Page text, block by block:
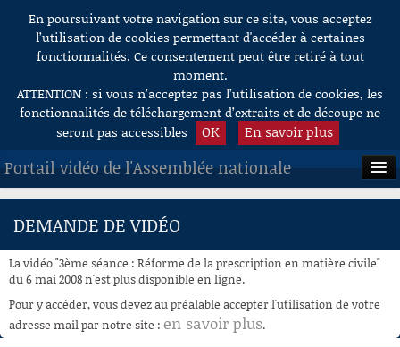
Aller au contenu
En poursuivant votre navigation sur ce site, vous acceptez
l’utilisation de cookies permettant d'accéder à certaines
fonctionnalités. Ce consentement peut être retiré à tout
moment.
ATTENTION : si vous n’acceptez pas l’utilisation de cookies, les
fonctionnalités de téléchargement d’extraits et de découpe ne
seront pas accessibles
OK En savoir plus
Portail vidéo de l'Assemblée nationale
ACCUEIL
À LA DEMANDE
RECHERCHE
DEMANDE DE VIDÉO
La vidéo "3ème séance : Réforme de la prescription en matière civile"
du 6 mai 2008 n'est plus disponible en ligne.
Pour y accéder, vous devez au préalable accepter l'utilisation de votre
adresse mail par notre site : en savoir plus.